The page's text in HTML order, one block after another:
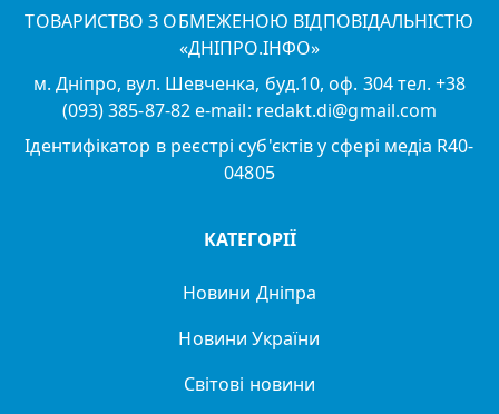
ТОВАРИСТВО З ОБМЕЖЕНОЮ ВІДПОВІДАЛЬНІСТЮ
«ДНІПРО.ІНФО»
м. Дніпро, вул. Шевченка, буд.10, оф. 304 тел. +38
(093) 385-87-82 e-mail: redakt.di@gmail.com
Ідентифікатор в реєстрі суб'єктів у сфері медіа R40-
04805
КАТЕГОРІЇ
Новини Дніпра
Новини України
Світові новини